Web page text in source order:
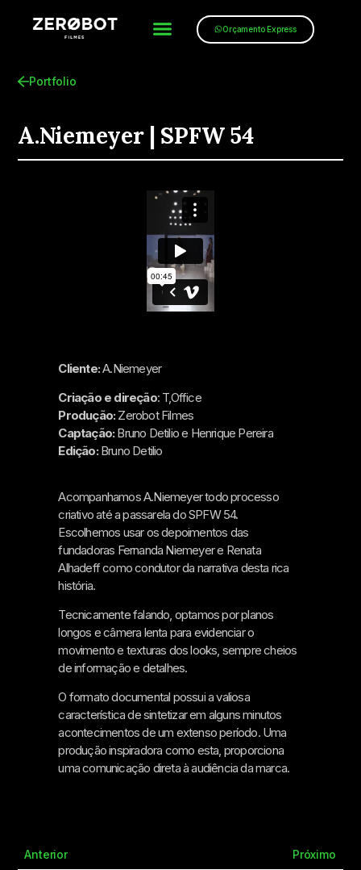
Orçamento Express
Portfolio
A.Niemeyer | SPFW 54
Cliente:A.Niemeyer
Criação e direção: T,Office
Produção: Zerobot Filmes
Captação: Bruno Detilio e Henrique Pereira
Edição:Bruno Detilio
Acompanhamos A.Niemeyer todo processo
criativo até a passarela do SPFW 54.
Escolhemos usar os depoimentos das
fundadoras Fernanda Niemeyer e Renata
Alhadeff como condutor da narrativa desta rica
história.
Tecnicamente falando, optamos por planos
longos e câmera lenta para evidenciar o
movimento e texturas dos looks, sempre cheios
de informação e detalhes.
O formato documental possui a valiosa
característica de sintetizar em alguns minutos
acontecimentos de um extenso período. Uma
produção inspiradora como esta, proporciona
uma comunicação direta à audiência da marca.
Anterior Próximo